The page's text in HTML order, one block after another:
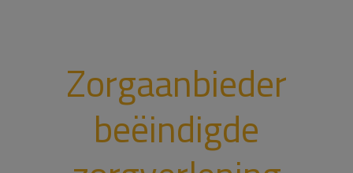
Zorgaanbieder
beëindigde